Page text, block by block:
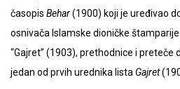
časopis Behar(1900) koji je uređivao
osnivača Islamske dioničke
“Gajret” (1903), prethodnice i preteče
jedan od prvih urednika lista Gajret